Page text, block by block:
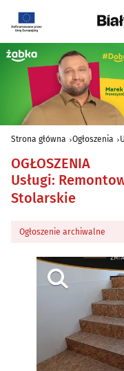
Strona główna Ogłoszenia
OGŁOSZENIA
Usługi:
Stolarskie
Ogłoszenie archiwalne